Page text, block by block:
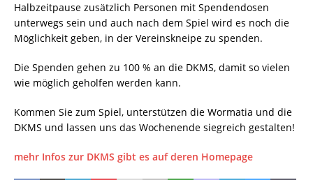
Halbzeitpause zusätzlich Personen mit Spendendosen
unterwegs sein und auch nach dem Spiel wird es noch die
Möglichkeit geben, in der Vereinskneipe zu spenden.
Die Spenden gehen zu 100 % an die DKMS, damit so vielen
wie möglich geholfen werden kann.
Kommen Sie zum Spiel, unterstützen die Wormatia und die
DKMS und lassen uns das Wochenende siegreich gestalten!
mehr Infos zur DKMS gibt es auf deren Homepage